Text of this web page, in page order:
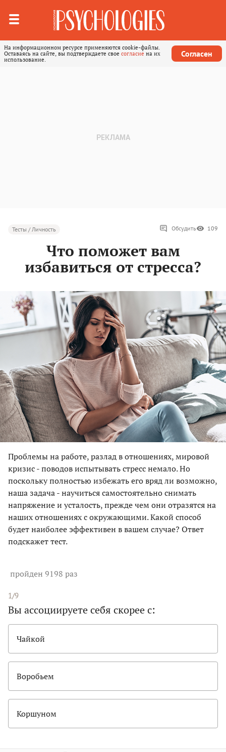
На информационном ресурсе применяются cookie-файлы.
Оставаясь на сайте, вы подтверждаете свое согласие на их
использование.
Согласен
Тесты / Личность Обсудить 109
Что поможет вам
избавиться от стресса?
Проблемы на работе, разлад в отношениях, мировой
кризис - поводов испытывать стресс немало. Но
поскольку полностью избежать его вряд ли возможно,
наша задача - научиться самостоятельно снимать
напряжение и усталость, прежде чем они отразятся на
наших отношениях с окружающими. Какой способ
будет наиболее эффективен в вашем случае? Ответ
подскажет тест.
пройден 9198 раз
1/9
Вы ассоциируете себя скорее с:
Чайкой
Воробьем
Коршуном